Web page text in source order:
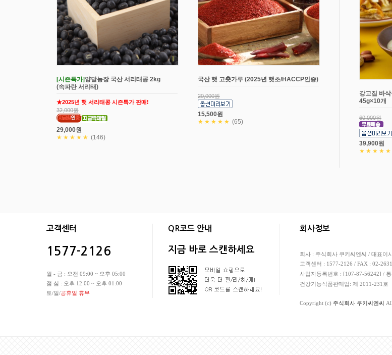
[시즌특가] 양달농장 국산 서리태콩 2kg
(속파란 서리태)
★2025년 햇 서리태콩 시즌특가 판매!
32,000원
29,000원
★★★★★ (146)
국산 햇 고춧가루 (2025년 햇초/HACCP인증)
20,000원
15,500원
★★★★★ (65)
강고집 바
45g×10개
60,000원
39,900원
★★★★★
고객센터
1577-2126
월 - 금 : 오전 09:00 ~ 오후 05:00
점 심 : 오후 12:00 ~ 오후 01:00
토/일/공휴일 휴무
QR코드 안내
지금 바로 스캔하세요
회사정보
회사 : 주식회사 쿠키씨엔씨 / 대표이
고객센터 : 1577-2126 / FAX : 02-
사업자등록번호 : [107-87-56242] /
건강기능식품판매업: 제 2011-231호
Copyright (c) 주식회사 쿠키씨엔씨